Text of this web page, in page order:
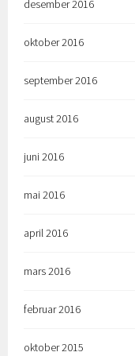
desember 2016
oktober 2016
september 2016
august 2016
juni 2016
mai 2016
april 2016
mars 2016
februar 2016
oktober 2015